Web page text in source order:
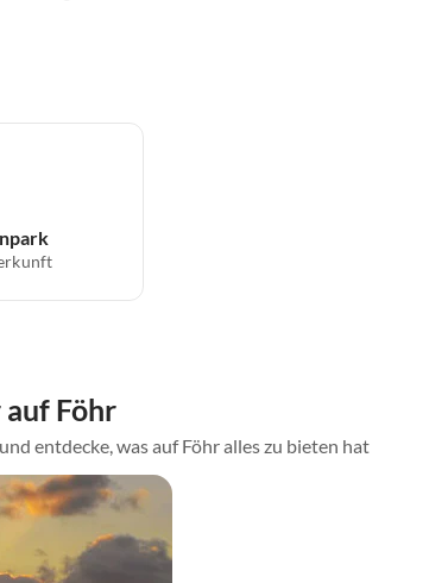
Föhr
entdecke, was auf Föhr alles zu bieten hat